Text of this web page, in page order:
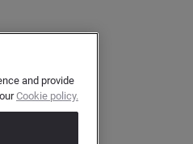
and provide
Cookie policy.